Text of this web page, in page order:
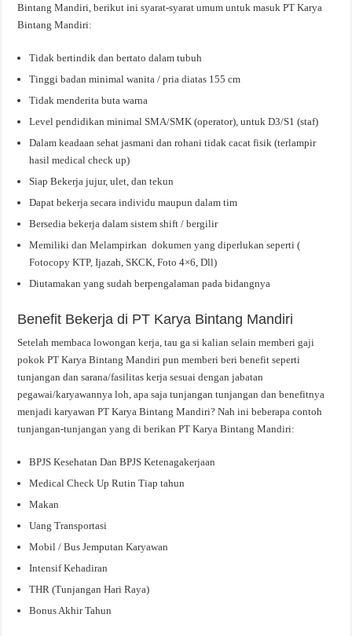
Bintang Mandiri, berikut ini syarat-syarat umum untuk masuk PT Karya
Bintang Mandiri:
Tidak bertindik dan bertato dalam tubuh
Tinggi badan minimal wanita / pria diatas 155 cm
Tidak menderita buta warna
Level pendidikan minimal SMA/SMK (operator), untuk D3/S1 (staf)
Dalam keadaan sehat jasmani dan rohani tidak cacat fisik (terlampir
hasil medical check up)
Siap Bekerja jujur, ulet, dan tekun
Dapat bekerja secara individu maupun dalam tim
Bersedia bekerja dalam sistem shift / bergilir
Memiliki dan Melampirkan dokumen yang diperlukan seperti (
Fotocopy KTP, Ijazah, SKCK, Foto 4×6, Dll)
Diutamakan yang sudah berpengalaman pada bidangnya
Benefit Bekerja di PT Karya Bintang Mandiri
Setelah membaca lowongan kerja, tau ga si kalian selain memberi gaji
pokok PT Karya Bintang Mandiri pun memberi beri benefit seperti
tunjangan dan sarana/fasilitas kerja sesuai dengan jabatan
pegawai/karyawannya loh, apa saja tunjangan tunjangan dan benefitnya
menjadi karyawan PT Karya Bintang Mandiri? Nah ini beberapa contoh
tunjangan-tunjangan yang di berikan PT Karya Bintang Mandiri:
BPJS Kesehatan Dan BPJS Ketenagakerjaan
Medical Check Up Rutin Tiap tahun
Makan
Uang Transportasi
Mobil / Bus Jemputan Karyawan
Intensif Kehadiran
THR (Tunjangan Hari Raya)
Bonus Akhir Tahun